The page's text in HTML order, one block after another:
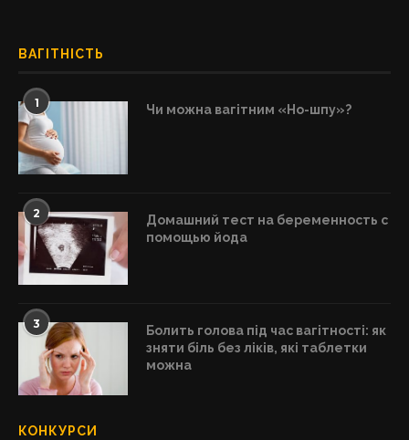
ВАГІТНІСТЬ
1 Чи можна вагітним «Но-шпу»?
2
Домашний тест на беременность с
помощью йода
3
Болить голова під час вагітності: як
зняти біль без ліків, які таблетки
можна
КОНКУРСИ